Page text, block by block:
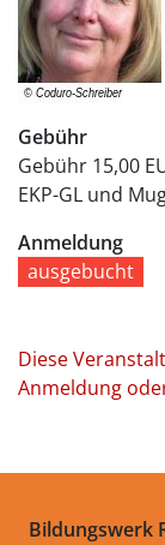
Gebühr
Gebühr 15,00
EKP-GL und
Anmeldung
ausgebucht
Diese
Anmeldung
Bildungswerk